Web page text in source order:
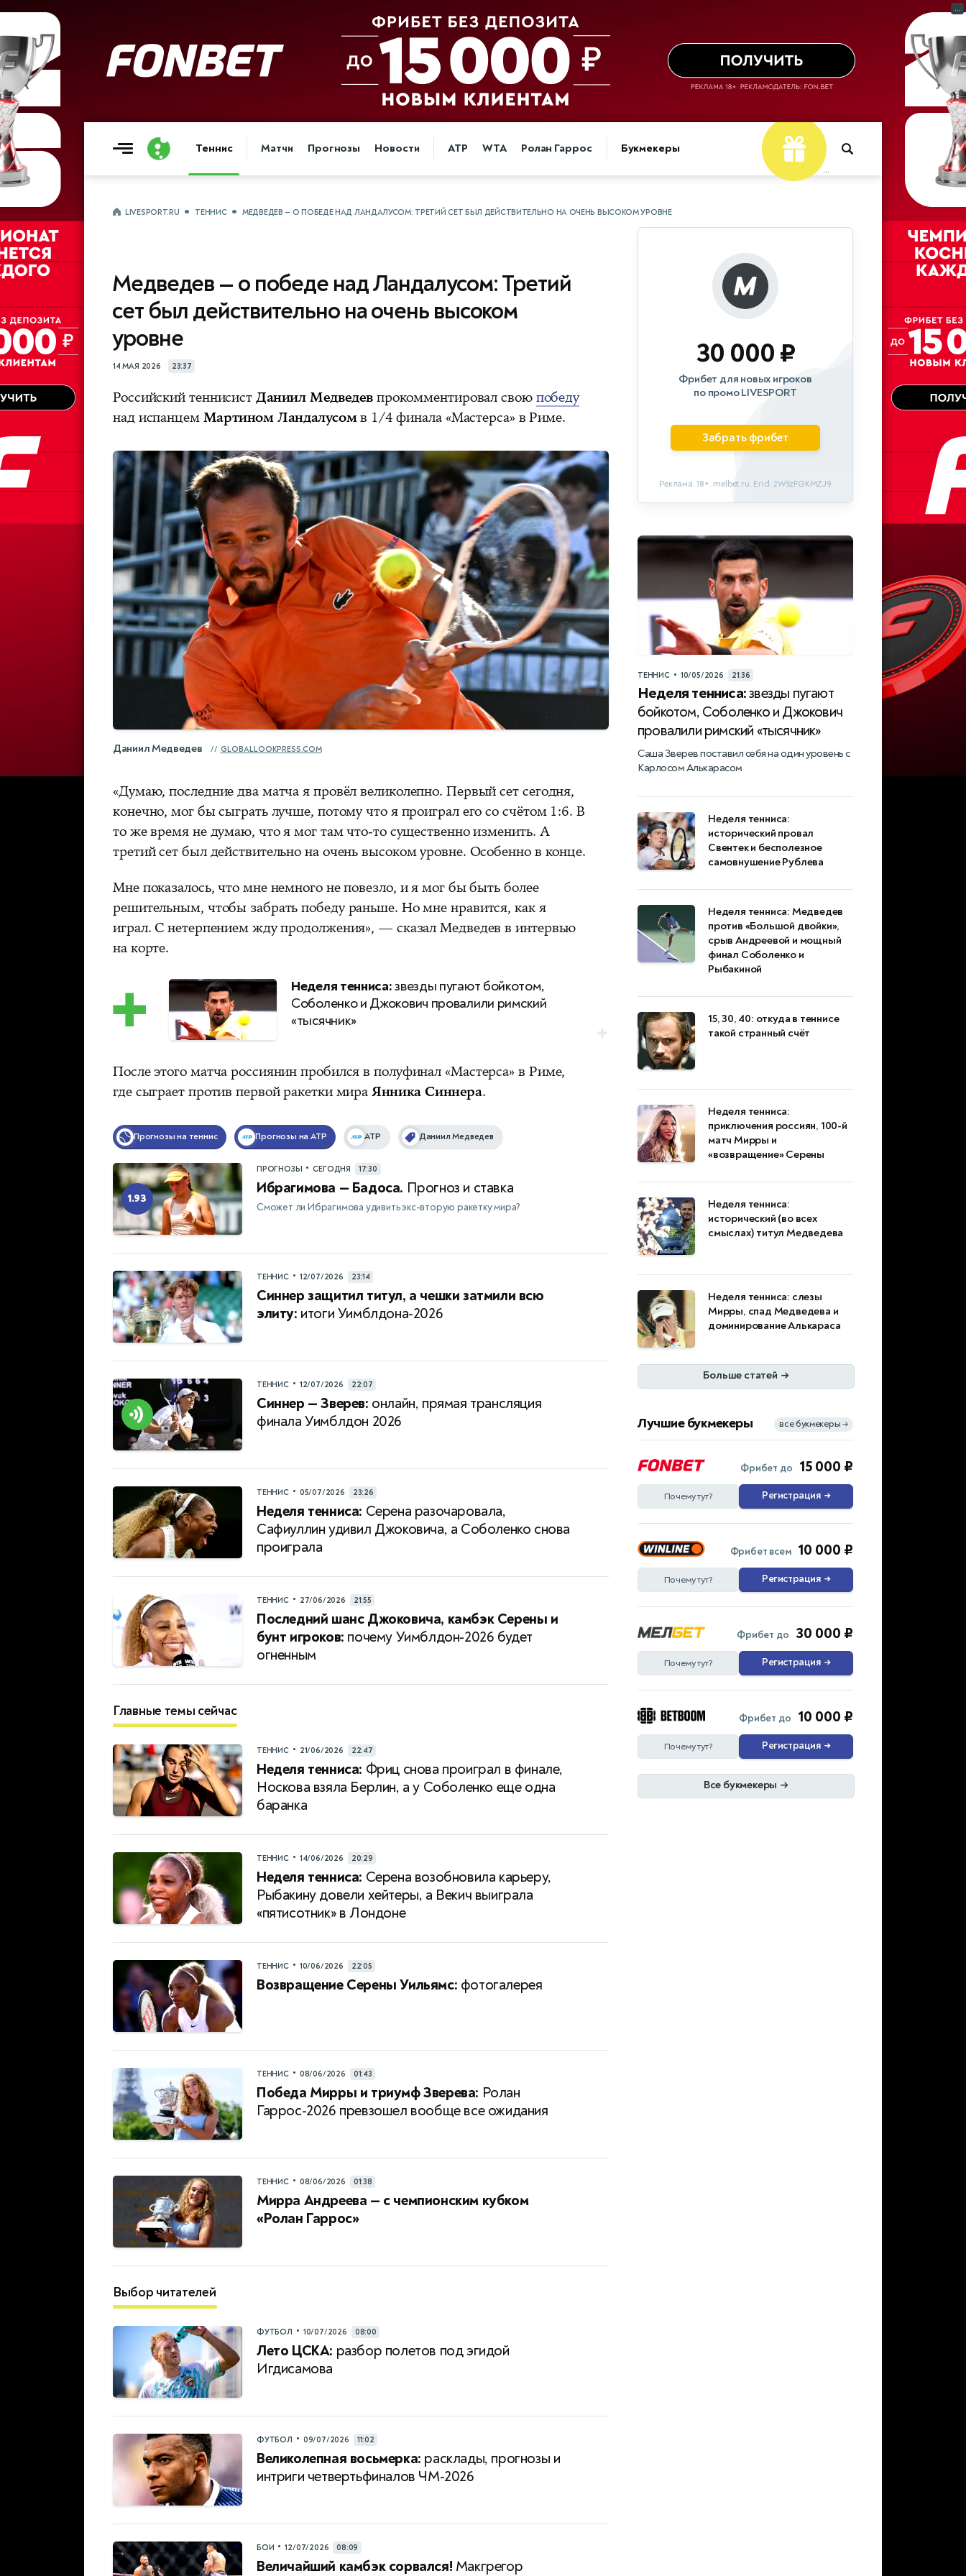
Теннис Матчи Прогнозы Новости ATP WTA Ролан Гаррос Букмекеры
...
LIVESPORT.RU ТЕННИС МЕДВЕДЕВ — О ПОБЕДЕ НАД ЛАНДАЛУСОМ: ТРЕТИЙ СЕТ БЫЛ ДЕЙСТВИТЕЛЬНО НА ОЧЕНЬ ВЫСОКОМ УРОВНЕ
Медведев — о победе над Ландалусом: Третий
сет был действительно на очень высоком
уровне
14 МАЯ 2026 23:37
Российский теннисистДаниил Медведевпрокомментировал своюпобеду
над испанцемМартином Ландалусомв 1/4 финала «Мастерса» в Риме.
Даниил Медведев GLOBALLOOKPRESS.COM
«Думаю, последние два матча я провёл великолепно. Первый сет сегодня,
конечно, мог бы сыграть лучше, потому что я проиграл его со счётом 1:6. В
то же время не думаю, что я мог там что-то существенно изменить. А
третий сет был действительно на очень высоком уровне. Особенно в конце.
Мне показалось, что мне немного не повезло, и я мог бы быть более
решительным, чтобы забрать победу раньше. Но мне нравится, как я
играл. С нетерпением жду продолжения», — сказал Медведев в интервью
на корте.
Неделя тенниса:звезды пугают бойкотом,
Соболенко и Джокович провалили римский
«тысячник»
После этого матча россиянин пробился в полуфинал «Мастерса» в Риме,
где сыграет против первой ракетки мираЯнника Синнера.
Прогнозы на теннис Прогнозы на ATP ATP Даниил Медведев
1.93
ПРОГНОЗЫ • СЕГОДНЯ 17:30
Ибрагимова — Бадоса. Прогноз и ставка
Сможет ли Ибрагимова удивить экс-вторую ракетку мира?
ТЕННИС • 12/07/2026 23:14
Синнер защитил титул, а чешки затмили всю
элиту: итоги Уимблдона-2026
ТЕННИС • 12/07/2026 22:07
Синнер — Зверев: онлайн, прямая трансляция
финала Уимблдон 2026
ТЕННИС • 05/07/2026 23:26
Неделя тенниса: Серена разочаровала,
Сафиуллин удивил Джоковича, а Соболенко снова
проиграла
ТЕННИС • 27/06/2026 21:55
Последний шанс Джоковича, камбэк Серены и
бунт игроков: почему Уимблдон-2026 будет
огненным
Главные темы сейчас
ТЕННИС • 21/06/2026 22:47
Неделя тенниса: Фриц снова проиграл в финале,
Носкова взяла Берлин, а у Соболенко еще одна
баранка
ТЕННИС • 14/06/2026 20:29
Неделя тенниса: Серена возобновила карьеру,
Рыбакину довели хейтеры, а Векич выиграла
«пятисотник» в Лондоне
ТЕННИС • 10/06/2026 22:05
Возвращение Серены Уильямс: фотогалерея
ТЕННИС • 08/06/2026 01:43
Победа Мирры и триумф Зверева: Ролан
Гаррос-2026 превзошел вообще все ожидания
ТЕННИС • 08/06/2026 01:38
Мирра Андреева — с чемпионским кубком
«Ролан Гаррос»
Выбор читателей
ФУТБОЛ • 10/07/2026 08:00
Лето ЦСКА: разбор полетов под эгидой
Игдисамова
ФУТБОЛ • 09/07/2026 11:02
Великолепная восьмерка: расклады, прогнозы и
интриги четвертьфиналов ЧМ-2026
БОИ • 12/07/2026 08:09
Величайший камбэк сорвался! Макгрегор
30 000 ₽
Фрибет для новых игроков
по промо LIVESPORT
Забрать фрибет
Реклама. 18+. melbet.ru. Erid: 2W5zFGKMZJ9
ТЕННИС • 10/05/2026 21:36
Неделя тенниса:звезды пугают
бойкотом, Соболенко и Джокович
провалили римский «тысячник»
Саша Зверев поставил себя на один уровень с
Карлосом Алькарасом
Неделя тенниса:
исторический провал
Свентек и бесполезное
самовнушение Рублева
Неделя тенниса: Медведев
против «Большой двойки»,
срыв Андреевой и мощный
финал Соболенко и
Рыбакиной
15, 30, 40: откуда в теннисе
такой странный счёт
Неделя тенниса:
приключения россиян, 100-й
матч Мирры и
«возвращение» Серены
Неделя тенниса:
исторический (во всех
смыслах) титул Медведева
Неделя тенниса: слезы
Мирры, спад Медведева и
доминирование Алькараса
Больше статей →
Лучшие букмекеры все букмекеры →
Фрибет до 15 000 ₽
Почему тут? Регистрация →
Фрибет всем 10 000 ₽
Почему тут? Регистрация →
Фрибет до 30 000 ₽
Почему тут? Регистрация →
Фрибет до 10 000 ₽
Почему тут? Регистрация →
Все букмекеры →
...